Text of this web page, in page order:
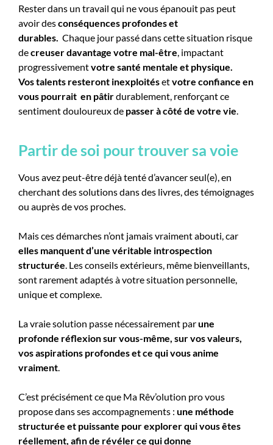
Rester dans un travail qui ne vous épanouit pas peut
avoir desconséquences profondes et
durables. Chaque jour passé dans cette situation risque
decreuser davantage votre mal-être, impactant
progressivementvotre santé mentale et physique.
Vostalents resteront inexploitésetvotre confiance en
vous pourrait en pâtirdurablement, renforçant ce
sentiment douloureux de passer à côté de votre vie.
Partir de soi pour trouver sa voie
Vous avez peut-être déjà tenté d’avancer seul(e), en
cherchant des solutions dans des livres, des témoignages
ou auprès de vos proches.
Mais ces démarches n’ont jamais vraiment abouti, car
elles manquent d’une véritable introspection
structurée. Les conseils extérieurs, même bienveillants,
sont rarement adaptés à votre situation personnelle,
unique et complexe.
La vraie solution passe nécessairement parune
profonde réflexion sur vous-même, sur vos valeurs,
vos aspirations profondes et ce qui vous anime
vraiment.
C’est précisément ce que Ma Rêv’olution pro vous
propose dans ses accompagnements : une méthode
structurée et puissante pour explorer qui vous êtes
réellement, afin de révéler ce qui donne